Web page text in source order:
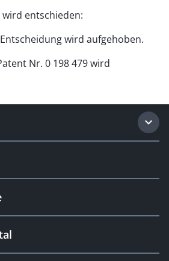
entschieden:
wird aufgehoben.
Nr. 0 198 479 wird